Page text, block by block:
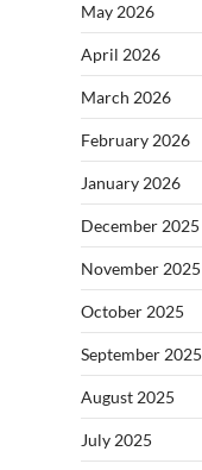
May 2026
April 2026
March 2026
February 2026
January 2026
December 2025
November 2025
October 2025
September 2025
August 2025
July 2025